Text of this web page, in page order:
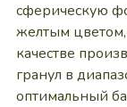
сферическую
желтым цветом,
качестве
гранул в
оптимальный